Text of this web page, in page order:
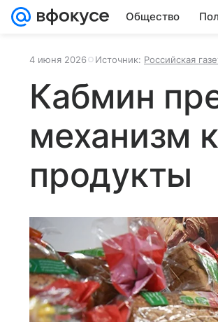
Общество
4 июня 2026 Источник: Российская
Кабмин
механизм
продукты